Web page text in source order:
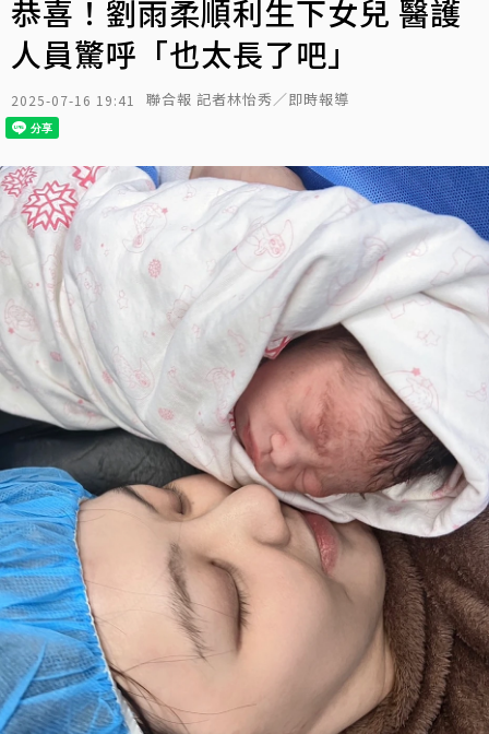
恭喜！劉雨柔順利生下女兒 醫護
人員驚呼「也太長了吧」
2025-07-16 19:41 聯合報 記者林怡秀／即時報導